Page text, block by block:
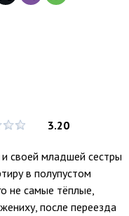
3.20
своей младшей сестры
в полупустом
не самые тёплые,
после переезда